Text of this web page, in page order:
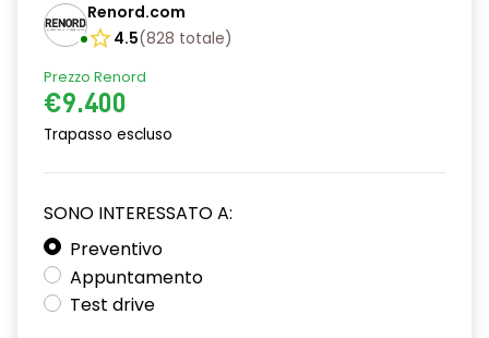
Coprifendinebbia nero opaco
Fari Fendinebbia
MANIGLIE PORTE ESTERNE NERO OPACO
PARABREZZA ZENITH
Renord.com
4.5(828 totale)
Prezzo Renord
€9.400
Trapasso escluso
SONO INTERESSATO A:
Preventivo
Appuntamento
Test drive